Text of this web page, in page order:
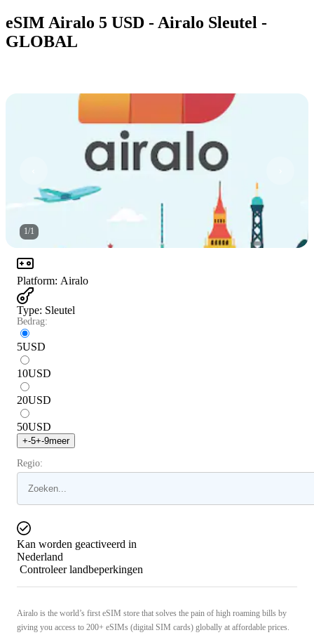
eSIM Airalo 5 USD - Airalo Sleutel -
GLOBAL
1/1
Platform: Airalo
Type: Sleutel
Bedrag:
5USD
10USD
20USD
50USD
+-5+-9meer
Regio:
Kan worden geactiveerd in
Nederland
Controleer landbeperkingen
Airalo is the world’s first eSIM store that solves the pain of high roaming bills by
giving you access to 200+ eSIMs (digital SIM cards) globally at affordable prices.